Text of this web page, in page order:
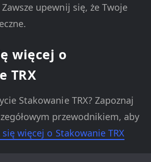
upewnij się, że Twoje
więcej o
TRX
Stakowanie TRX? Zapoznaj
przewodnikiem, aby
więcej o Stakowanie TRX